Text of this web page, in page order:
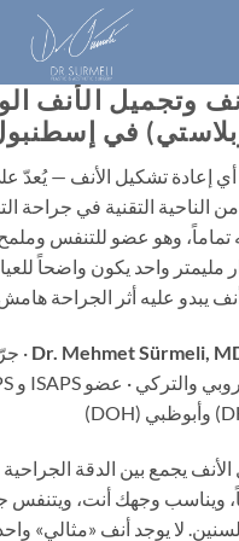
وتجميل الأنف
في
إعادة تشكيل الأنف — يُعدّ
الناحية التقنية في جراحة
وهو عضو للتنفس
مليمتر واحد يكون واضحاً
يبدو عليه أثر الجراحة
Dr. Mehmet Sürmeli,
·
يجمع بين الدقة الجراحية
ويناسب وجهك أنت، ويتنفس
لا يوجد أنف «مثالي»